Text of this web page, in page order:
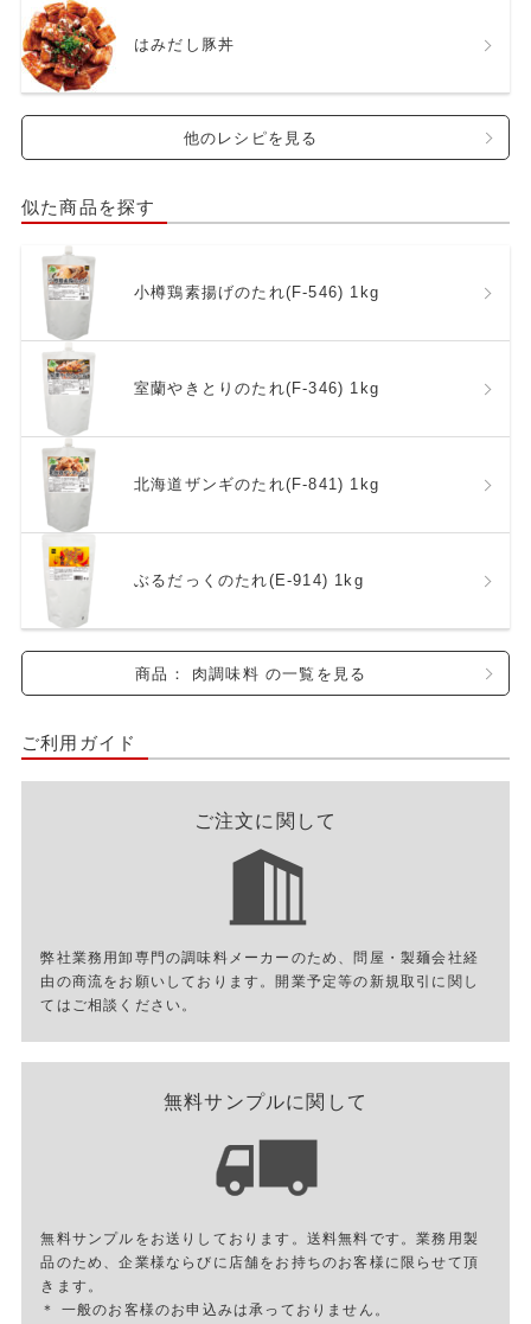
はみだし豚丼
他のレシピを見る
似た商品を探す
小樽鶏素揚げのたれ(F-546) 1kg
室蘭やきとりのたれ(F-346) 1kg
北海道ザンギのたれ(F-841) 1kg
ぶるだっくのたれ(E-914) 1kg
商品： 肉調味料 の一覧を見る
ご利用ガイド
ご注文に関して
弊社業務用卸専門の調味料メーカーのため、問屋・製麺会社経
由の商流をお願いしております。開業予定等の新規取引に関し
てはご相談ください。
無料サンプルに関して
無料サンプルをお送りしております。送料無料です。業務用製
品のため、企業様ならびに店舗をお持ちのお客様に限らせて頂
きます。
＊ 一般のお客様のお申込みは承っておりません。